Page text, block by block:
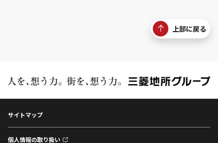
上部に戻る
サイトマップ
個人情報の取り扱い